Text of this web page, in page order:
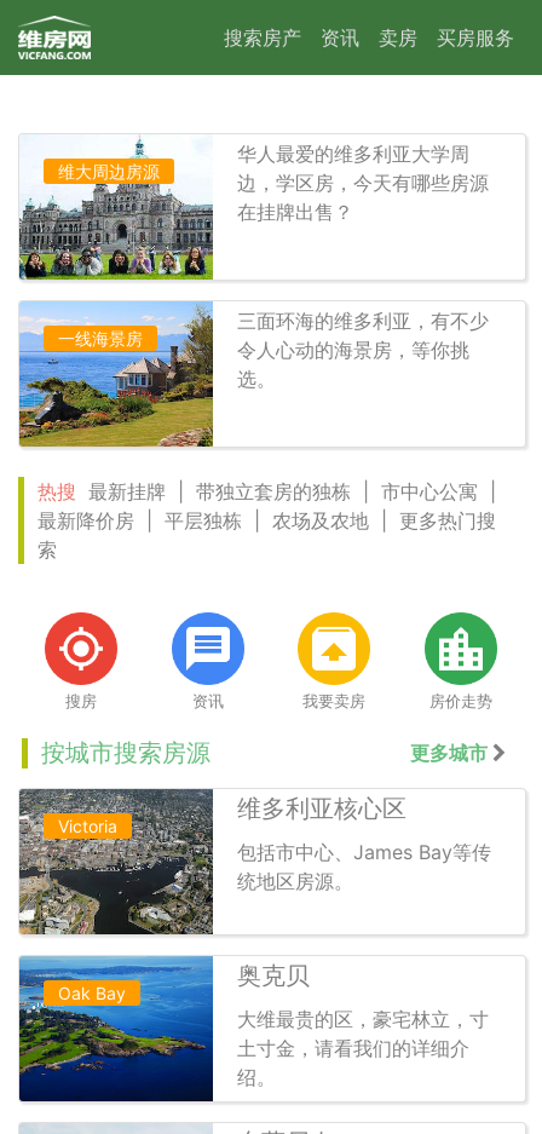
搜索房产 资讯 卖房 买房服务
维大周边房源
华人最爱的维多利亚大学周
边，学区房，今天有哪些房源
在挂牌出售？
一线海景房
三面环海的维多利亚，有不少
令人心动的海景房，等你挑
选。
热搜 最新挂牌 带独立套房的独栋 市中心公寓
最新降价房
平层独栋 农场及农地
更多热门搜
索
搜房 资讯 我要卖房 房价走势
按城市搜索房源 更多城市
Victoria
维多利亚核心区
包括市中心、James Bay等传
统地区房源。
Oak Bay
奥克贝
大维最贵的区，豪宅林立，寸
土寸金，请看我们的详细介
绍。